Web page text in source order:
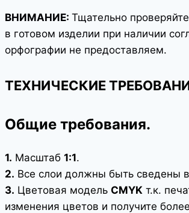
ВНИМАНИЕ: Тщательно
в готовом изделии при наличии
орфографии не предоставляем.
ТЕХНИЧЕСКИЕ
Общие требования.
1. Масштаб 1:1.
2. Все слои должны быть сведены
3. Цветовая модель CMYK т.к.
изменения цветов и получите